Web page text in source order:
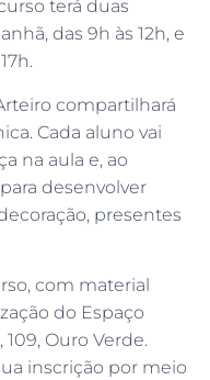
terá duas
das 9h às 12h, e
compartilhará
Cada aluno vai
na aula e, ao
desenvolver
presentes
com material
do Espaço
Ouro Verde.
inscrição por meio